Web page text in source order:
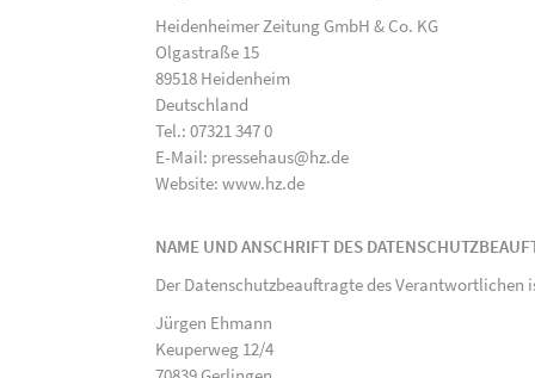
Heidenheimer Zeitung GmbH & Co. KG
Olgastraße 15
89518 Heidenheim
Deutschland
Tel.: 07321 347 0
E-Mail: pressehaus@hz.de
Website: www.hz.de
NAME UND ANSCHRIFT DES
Der Datenschutzbeauftragte des Verantwortlichen
Jürgen Ehmann
Keuperweg 12/4